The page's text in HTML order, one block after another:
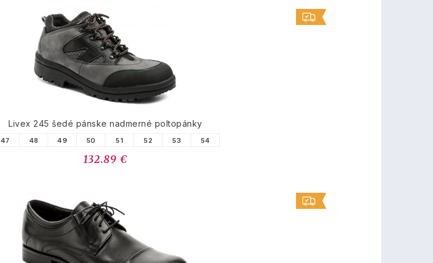
Livex 245 šedé pánske nadmerné poltopánky
47 48 49 50 51 52 53 54
132.89 €